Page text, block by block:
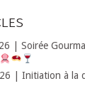
| Soirée
| Initiation à la